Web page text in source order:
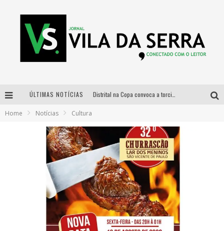
ÚLTIMAS NOTÍCIAS
Designer mineira lança jogo educativo sobre coleta seletiva na maior feira de jogos de tabuleiro da América Latina
Home Notícias Cultura